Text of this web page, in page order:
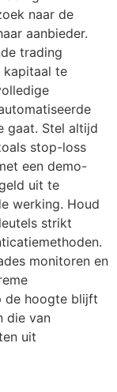
naar de
aanbieder.
trading
kapitaal te
gaat. Stel altijd
stop-loss
een demo-
uit te
werking. Houd
strikt
monitoren en
de hoogte blijft
die van
uit